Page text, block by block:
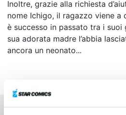
Inoltre, grazie alla richiesta
nome Ichigo, il ragazzo viene a
è successo in passato tra i
sua adorata madre l’abbia
ancora un neonato...